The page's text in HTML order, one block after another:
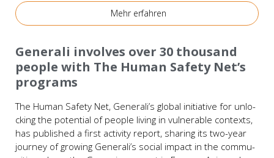
Mehr erfah­ren
Gene­ra­li invol­ves over 30 thousand
peop­le with The Human Safe­ty Net’s
pro­grams
The Human Safe­ty Net, Generali’s glo­bal initia­ti­ve for unlo­
cking the poten­ti­al of peop­le living in vul­nera­ble con­texts,
has published a first activi­ty report, sharing its two-year
jour­ney of gro­wing Generali’s soci­al impact in the com­mu­